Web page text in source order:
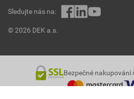
© 2026 DEK a.s.
Sledujte nás na:
Bezpečné nakupování